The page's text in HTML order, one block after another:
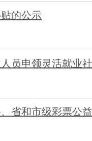
的公示
员申领灵活就业
省和市级彩票公